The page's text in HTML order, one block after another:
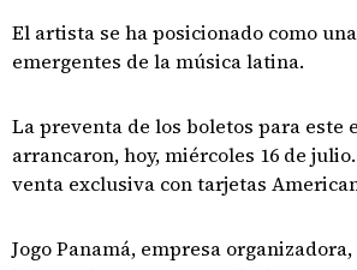
El artista se ha posicionado como
emergentes de la música latina.
La preventa de los boletos para este
arrancaron, hoy, miércoles 16 de
venta exclusiva con tarjetas
Jogo Panamá, empresa